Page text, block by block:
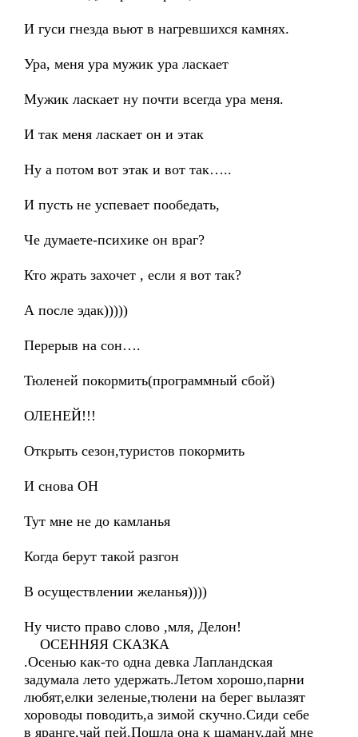
И гуси гнезда вьют в нагревшихся камнях.
Ура, меня ура мужик ура ласкает
Мужик ласкает ну почти всегда ура меня.
И так меня ласкает он и этак
Ну а потом вот этак и вот так…..
И пусть не успевает пообедать,
Че думаете-психике он враг?
Кто жрать захочет , если я вот так?
А после эдак)))))
Перерыв на сон….
Тюленей покормить(программный сбой)
ОЛЕНЕЙ!!!
Открыть сезон,туристов покормить
И снова ОН
Тут мне не до камланья
Когда берут такой разгон
В осуществлении желанья))))
Ну чисто право слово ,мля, Делон!
ОСЕННЯЯ СКАЗКА
.Осенью как-то одна девка Лапландская
задумала лето удержать.Летом хорошо,парни
любят,елки зеленые,тюлени на берег вылазят
хороводы поводить,а зимой скучно.Сиди себе
в яранге,чай пей.Пошла она к шаману,дай мне